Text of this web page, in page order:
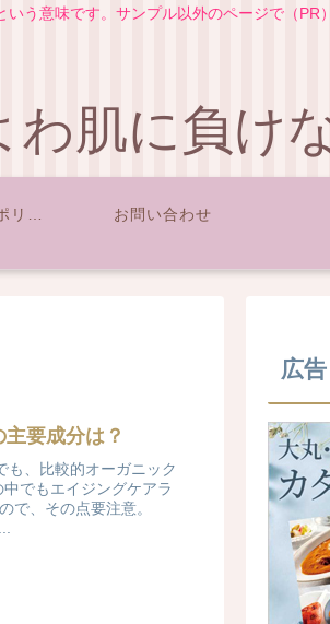
う意味です。サンプル以外のページで（PR
わ肌に負け
お問い合わせ
要成分は？
も、比較的オーガニック
でもエイジングケアラ
で、その点要注意。
広告